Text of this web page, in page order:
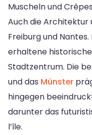
Muscheln und
Auch die Architektur
Freiburg und
erhaltene
Stadtzentrum. Die
und das Münster
hingegen
darunter das
l’île.